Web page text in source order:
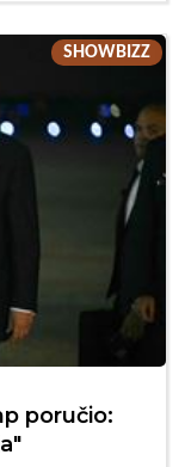
SHOWBIZZ
poručio: